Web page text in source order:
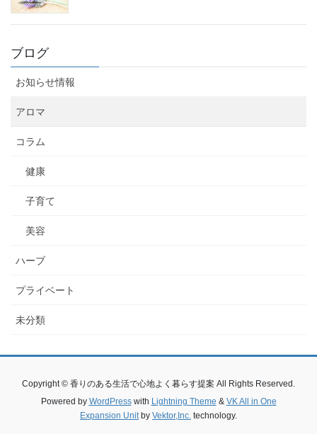
ブログ
お知らせ情報
アロマ
コラム
健康
子育て
美容
ハーブ
プライベート
未分類
Copyright © 香りのある生活で心地よく暮らす提案 All Rights Reserved.
Powered by WordPresswith Lightning Theme & VK All in One
Expansion Unit by Vektor,Inc. technology.